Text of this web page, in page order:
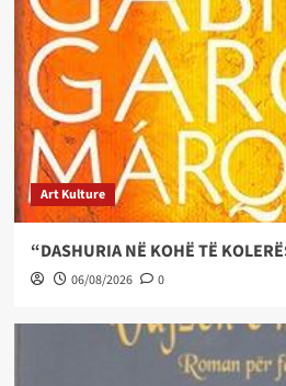
Art Kulture
“DASHURIA NË KOHË TË
06/08/2026 0